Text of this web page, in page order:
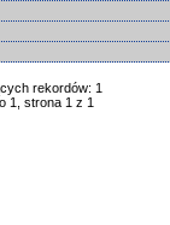
rekordów: 1
1, strona 1 z 1